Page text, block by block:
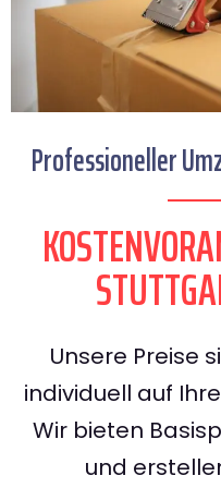
Professioneller
Unsere Preise
individuell auf
Wir bieten
und